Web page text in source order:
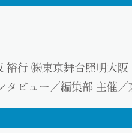
行 ㈱東京舞台照明大
ビュー／編集部 主催／